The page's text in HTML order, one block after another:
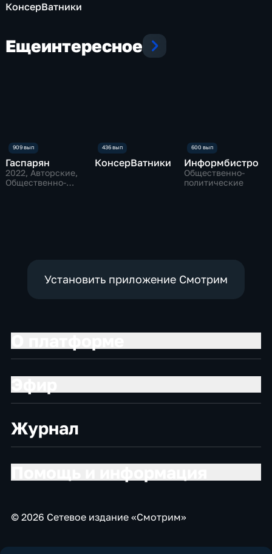
КонсерВатники
Ещеинтересное
Гаспарян
2022, Авторские,
Общественно-
КонсерВатники Информбистро
Общественно-
политические
Установить приложение Смотрим
Журнал
© 2026 Сетевое издание «Смотрим»